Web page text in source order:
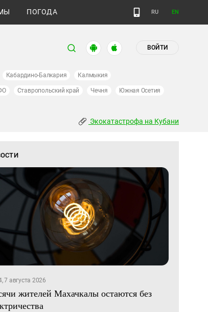
ПОГОДА RU EN
ВОЙТИ
Кабардино-Балкария Калмыкия
Ставропольский край Чечня Южная Осетия
Экокатастрофа на Кубани
7 августа 2026
жителей Махачкалы остаются без